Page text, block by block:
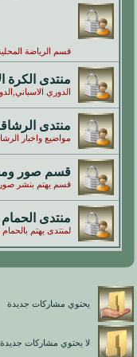
قسم الرياضة
منتدى الكرة
الدوري
منتدى
مواضيع واخبار
قسم صور
قسم يهتم بنشر صور
منتدى
لمنتدى يهتم
يحتوي مشاركات جديدة
لا يحتوي مشاركات جديدة